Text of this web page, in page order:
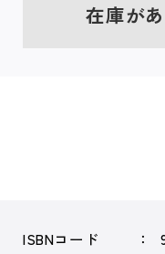
在庫が
ISBNコード